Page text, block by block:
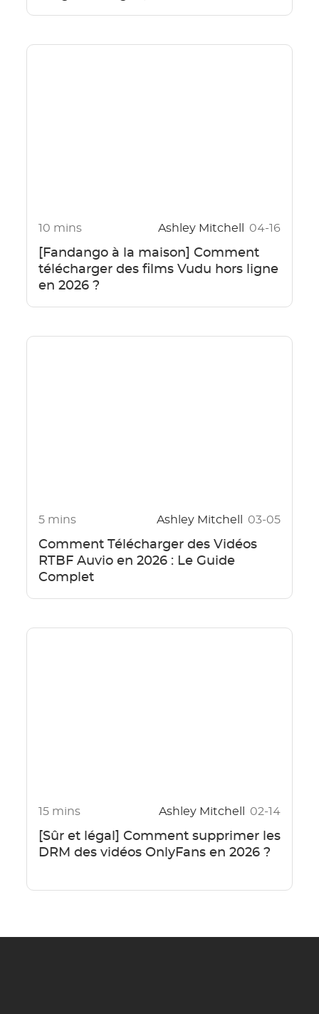
10 mins Ashley Mitchell 04-16
[Fandango à la maison] Comment
télécharger des films Vudu hors ligne
en 2026 ?
5 mins Ashley Mitchell 03-05
Comment Télécharger des Vidéos
RTBF Auvio en 2026 : Le Guide
Complet
15 mins Ashley Mitchell 02-14
[Sûr et légal] Comment supprimer les
DRM des vidéos OnlyFans en 2026 ?